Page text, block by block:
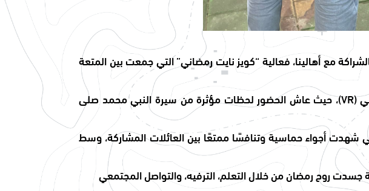
مع أهالينا، فعالية “كويز نايت رمضاني” التي جمعت بين المتعة
تخللت الفعالية تجربة فريدة باستخدام تقنية الواقع الافتراضي (VR)، حيث عاش الحضور لحظات مؤثرة من سيرة النبي محمد صلى
شهدت أجواء حماسية وتنافسًا ممتعًا بين العائلات المشاركة، وسط
جسدت روح رمضان من خلال التعلم، الترفيه، والتواصل المجتمعي